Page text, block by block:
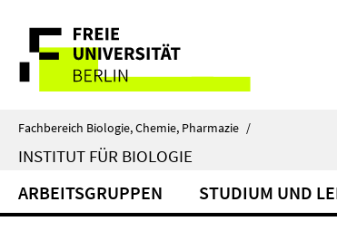
direkt
Inhalt
Service-
Navigation
Fachbereich Biologie, Chemie, Pharmazie /
INSTITUT FÜR BIOLOGIE
ARBEITSGRUPPEN STUDIUM UND